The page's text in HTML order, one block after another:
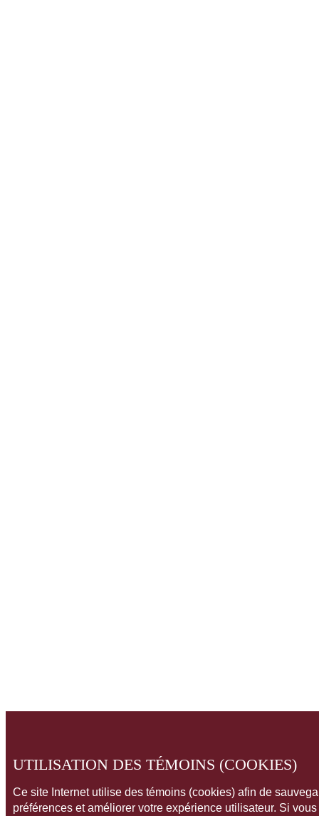
UTILISATION DES TÉMOINS (COOKIES)
Ce site Internet utilise des témoins (cookies) afin de
préférences et améliorer votre expérience utilisateur. Si